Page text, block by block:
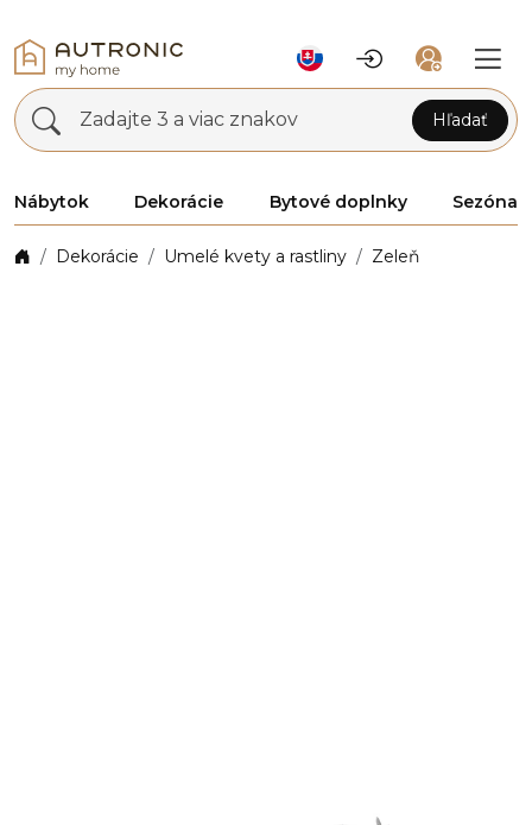
Zadajte 3 a viac znakov Hľadať
Nábytok Dekorácie Bytové doplnky Sezóna
Dekorácie Umelé kvety a rastliny Zeleň